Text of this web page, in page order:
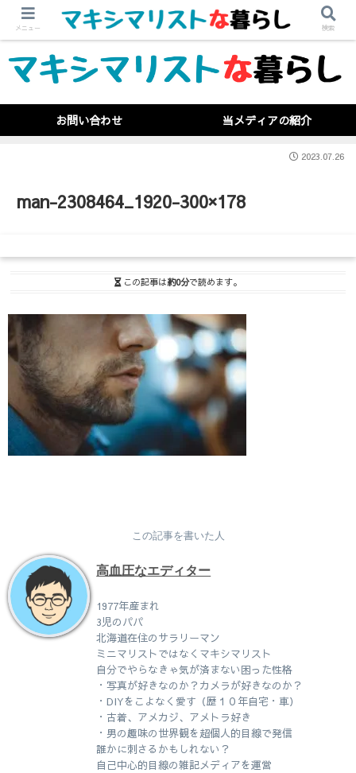
お問い合わせ 当メディアの紹介
man-2308464_1920-300×178
2023.07.26
この記事は約0分で読めます。
この記事を書いた人
高血圧なエディター
1977年産まれ
3児のパパ
北海道在住のサラリーマン
ミニマリストではなくマキシマリスト
自分でやらなきゃ気が済まない困った性格
・写真が好きなのか？カメラが好きなのか？
・DIYをこよなく愛す（歴１０年自宅・車）
・古着、アメカジ、アメトラ好き
・男の趣味の世界観を超個人的目線で発信
誰かに刺さるかもしれない？
自己中心的目線の雑記メディアを運営
メニュー 検索